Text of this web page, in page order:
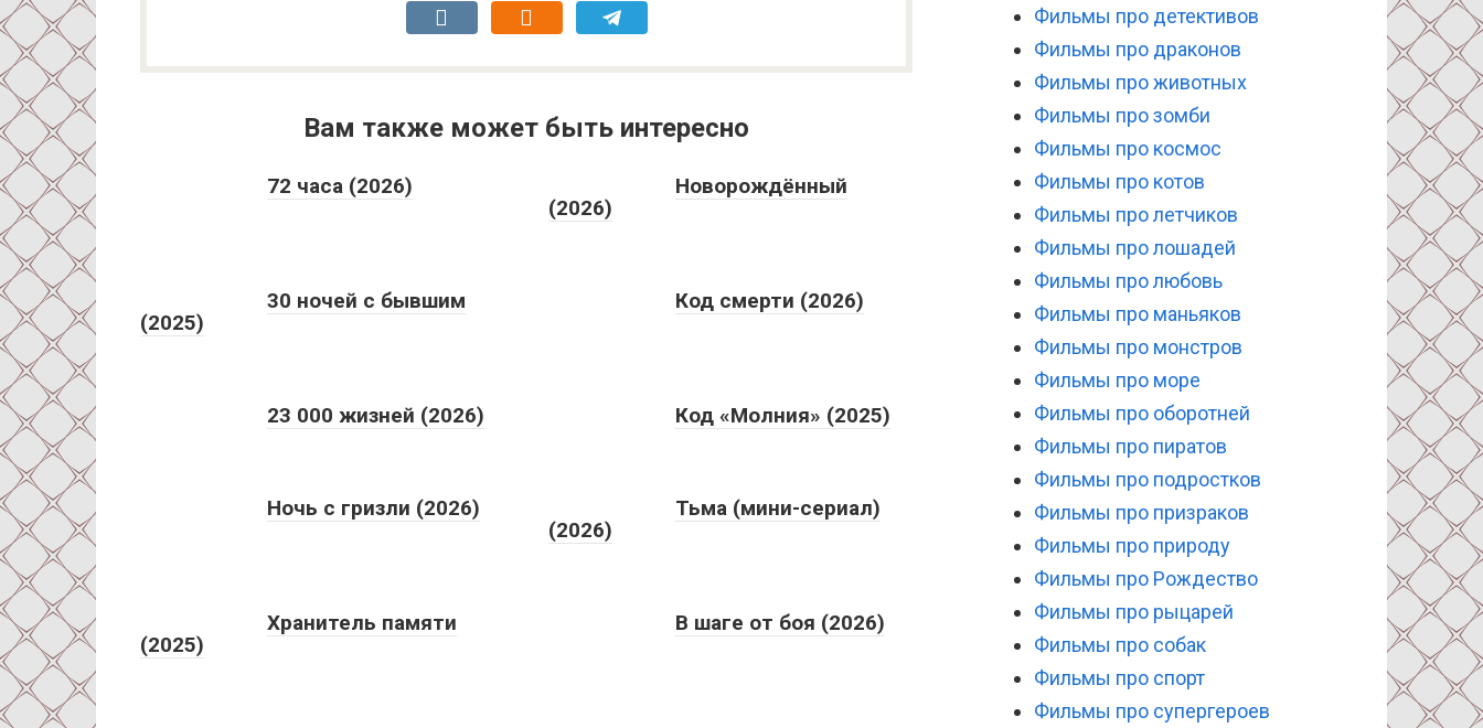
Вам также может быть интересно
72 часа (2026)
Новорождённый
(2026)
30 ночей с бывшим
(2025)
Код смерти (2026)
23 000 жизней (2026) Код «Молния» (2025)
Ночь с гризли (2026)
Тьма (мини-сериал)
(2026)
Хранитель памяти
(2025)
В шаге от боя (2026)
Фильмы про детективов
Фильмы про драконов
Фильмы про животных
Фильмы про зомби
Фильмы про космос
Фильмы про котов
Фильмы про летчиков
Фильмы про лошадей
Фильмы про любовь
Фильмы про маньяков
Фильмы про монстров
Фильмы про море
Фильмы про оборотней
Фильмы про пиратов
Фильмы про подростков
Фильмы про призраков
Фильмы про природу
Фильмы про Рождество
Фильмы про рыцарей
Фильмы про собак
Фильмы про спорт
Фильмы про супергероев